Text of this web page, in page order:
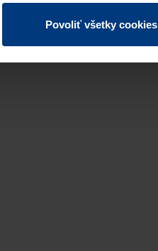
Povoliť všetky cookies